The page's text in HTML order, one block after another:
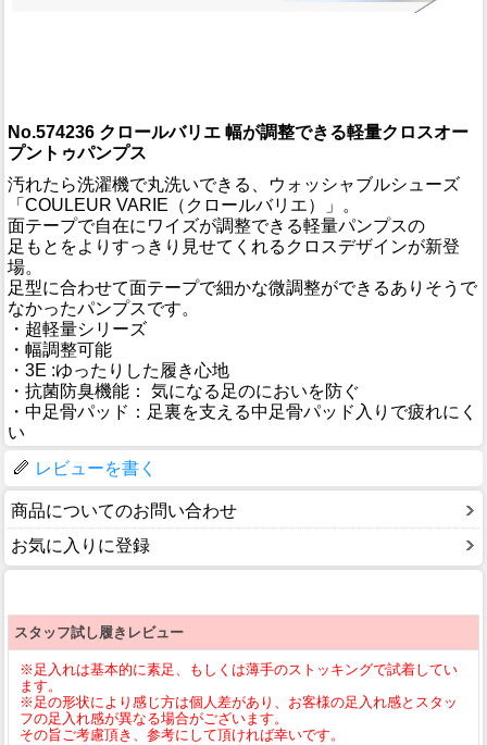
No.574236 クロールバリエ 幅が調整できる軽量クロスオー
プントゥパンプス
汚れたら洗濯機で丸洗いできる、ウォッシャブルシューズ
「COULEUR VARIE（クロールバリエ）」。
面テープで自在にワイズが調整できる軽量パンプスの
足もとをよりすっきり見せてくれるクロスデザインが新登
場。
足型に合わせて面テープで細かな微調整ができるありそうで
なかったパンプスです。
・超軽量シリーズ
・幅調整可能
・3E :ゆったりした履き心地
・抗菌防臭機能： 気になる足のにおいを防ぐ
・中足骨パッド：足裏を支える中足骨パッド入りで疲れにく
い
レビューを書く
商品についてのお問い合わせ
お気に入りに登録
スタッフ試し履きレビュー
※足入れは基本的に素足、もしくは薄手のストッキングで試着してい
ます。
※足の形状により感じ方は個人差があり、お客様の足入れ感とスタッ
フの足入れ感が異なる場合がございます。
その旨ご考慮頂き、参考にして頂ければ幸いです。